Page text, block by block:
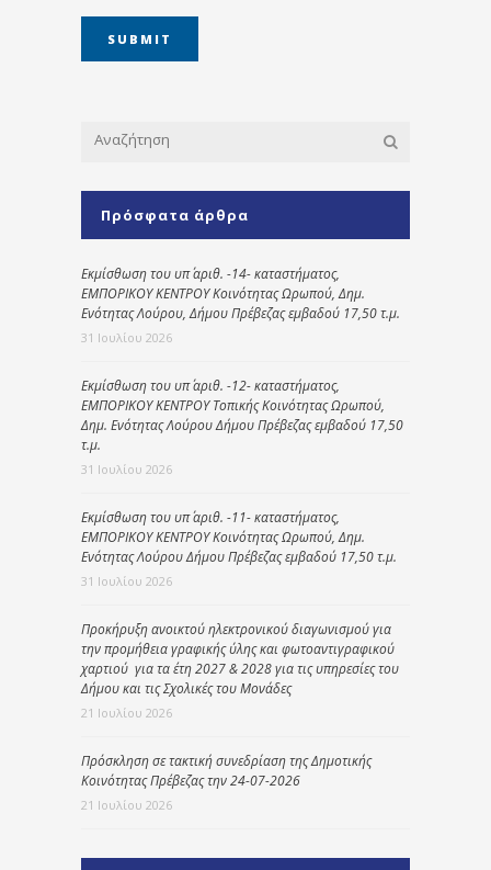
Πρόσφατα άρθρα
Εκμίσθωση του υπ΄ αριθ. -14- καταστήματος,
ΕΜΠΟΡΙΚΟΥ ΚΕΝΤΡΟΥ Κοινότητας Ωρωπού, Δημ.
Ενότητας Λούρου, Δήμου Πρέβεζας εμβαδού 17,50 τ.μ.
31 Ιουλίου 2026
Εκμίσθωση του υπ΄ αριθ. -12- καταστήματος,
ΕΜΠΟΡΙΚΟΥ ΚΕΝΤΡΟΥ Τοπικής Κοινότητας Ωρωπού,
Δημ. Ενότητας Λούρου Δήμου Πρέβεζας εμβαδού 17,50
τ.μ.
31 Ιουλίου 2026
Εκμίσθωση του υπ΄ αριθ. -11- καταστήματος,
ΕΜΠΟΡΙΚΟΥ ΚΕΝΤΡΟΥ Κοινότητας Ωρωπού, Δημ.
Ενότητας Λούρου Δήμου Πρέβεζας εμβαδού 17,50 τ.μ.
31 Ιουλίου 2026
Προκήρυξη ανοικτού ηλεκτρονικού διαγωνισμού για
την προμήθεια γραφικής ύλης και φωτοαντιγραφικού
χαρτιού για τα έτη 2027 & 2028 για τις υπηρεσίες του
Δήμου και τις Σχολικές του Μονάδες
21 Ιουλίου 2026
Πρόσκληση σε τακτική συνεδρίαση της Δημοτικής
Κοινότητας Πρέβεζας την 24-07-2026
21 Ιουλίου 2026